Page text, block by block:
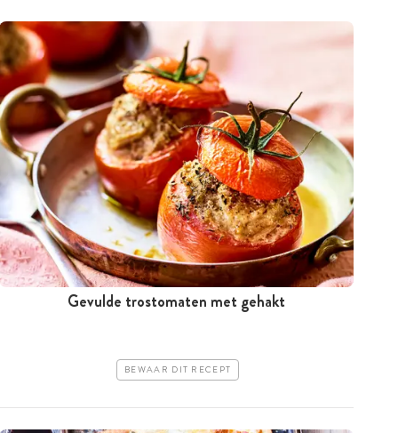
Gevulde trostomaten met gehakt
BEWAAR DIT RECEPT